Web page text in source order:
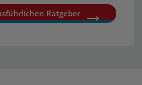
Ratgeber